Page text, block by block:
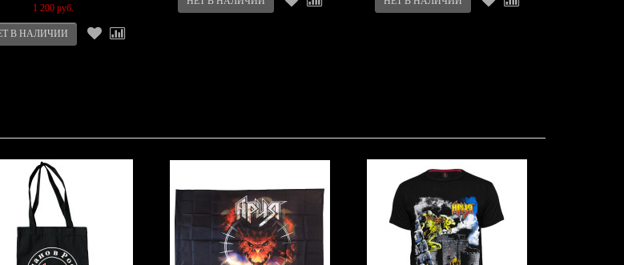
1 200 руб.